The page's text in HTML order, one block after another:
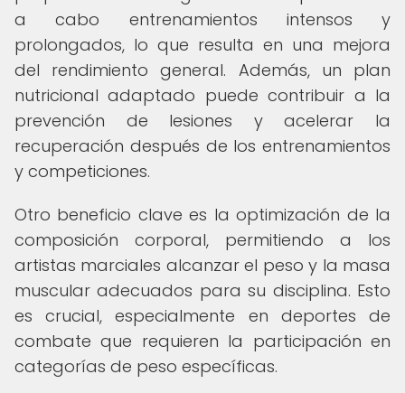
a cabo entrenamientos intensos y
prolongados, lo que resulta en una mejora
del rendimiento general. Además, un plan
nutricional adaptado puede contribuir a la
prevención de lesiones y acelerar la
recuperación después de los entrenamientos
y competiciones.
Otro beneficio clave es la optimización de la
composición corporal, permitiendo a los
artistas marciales alcanzar el peso y la masa
muscular adecuados para su disciplina. Esto
es crucial, especialmente en deportes de
combate que requieren la participación en
categorías de peso específicas.